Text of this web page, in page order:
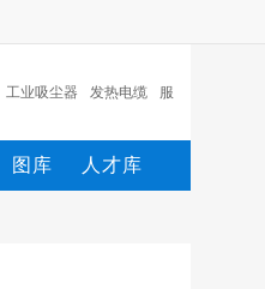
工业吸尘器 发热电缆 服
家用电器
图库 人才库